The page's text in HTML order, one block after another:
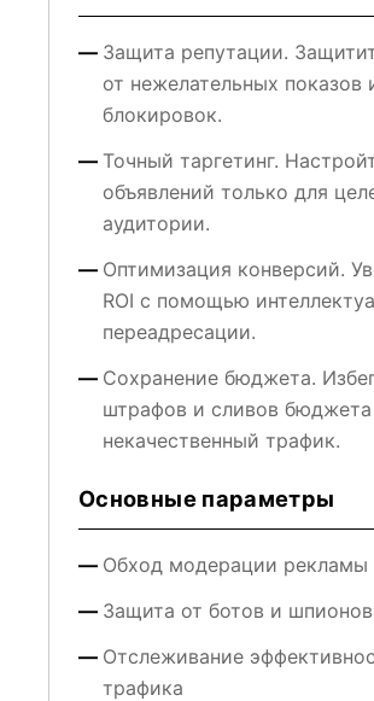
Защита репутации.
от нежелательных показов
блокировок.
Точный таргетинг.
объявлений только для
аудитории.
Оптимизация конверсий.
ROI с помощью
переадресации.
Сохранение бюджета.
штрафов и сливов бюджета
некачественный трафик.
Основные параметры
Обход модерации рекламы
Защита от ботов и шпионов
Отслеживание
трафика